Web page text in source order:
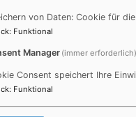
Kaliningrad zum
und nach einen
von Daten: Cookie für
: Funktional
Manager (immer erforderlich)
Consent speichert Ihre
: Funktional